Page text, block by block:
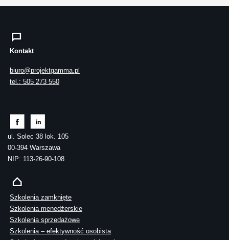
Kontakt
biuro@projektgamma.pl
tel.: 505 273 550
ul. Solec 38 lok. 105
00-394 Warszawa
NIP: 113-26-90-108
Szkolenia zamknięte
Szkolenia menedżerskie
Szkolenia sprzedażowe
Szkolenia – efektywność osobista